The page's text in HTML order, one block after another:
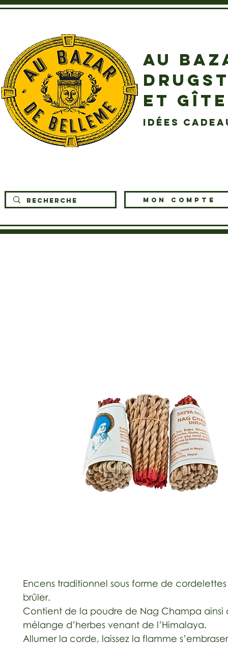
AU
ET
idées
MON COMPTE
Encens traditionnel sous forme de cordelettes
brûler.
Contient de la poudre de Nag Champa ainsi
mélange d’herbes venant de l’Himalaya.
Allumer la corde, laissez la flamme